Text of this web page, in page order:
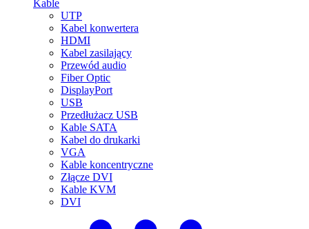
Kable
UTP
Kabel konwertera
HDMI
Kabel zasilający
Przewód audio
Fiber Optic
DisplayPort
USB
Przedłużacz USB
Kable SATA
Kabel do drukarki
VGA
Kable koncentryczne
Złącze DVI
Kable KVM
DVI